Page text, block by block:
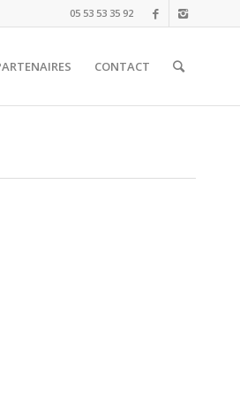
05 53 53 35 92
CONTACT